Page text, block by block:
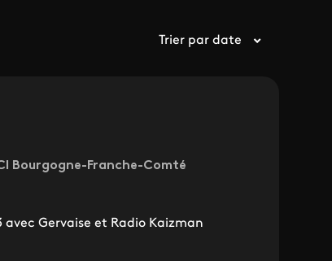
Trier par date
Bourgogne-Franche-Comté
Gervaise et Radio Kaizman